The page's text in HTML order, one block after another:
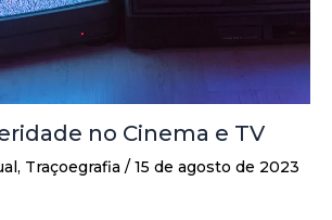
no Cinema e TV
, Traçoegrafia / 15 de agosto de 2023